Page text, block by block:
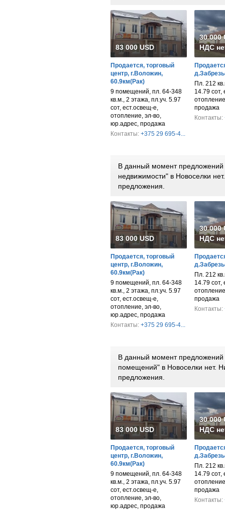
83 000 USD
Продается, торговый
центр, г.Воложин,
60.9км(Рак)
9 помещений, пл. 64-348
кв.м., 2 этажа, пл.уч. 5.97
сот, ест.освещ-е,
отопление, эл-во,
юр.адрес, продажа
Контакты: +375 29 695-4...
30 000
НДС
Пл. 212
14.79 сот,
продажа
Контакты:
В данный момент
недвижимости" в Новоселки
предложения.
83 000 USD
Продается, торговый
центр, г.Воложин,
60.9км(Рак)
9 помещений, пл. 64-348
кв.м., 2 этажа, пл.уч. 5.97
сот, ест.освещ-е,
отопление, эл-во,
юр.адрес, продажа
Контакты: +375 29 695-4...
30 000
НДС
Пл. 212
14.79 сот,
продажа
Контакты:
В данный момент предложений
помещений" в Новоселки нет.
предложения.
83 000 USD
Продается, торговый
центр, г.Воложин,
60.9км(Рак)
9 помещений, пл. 64-348
кв.м., 2 этажа, пл.уч. 5.97
сот, ест.освещ-е,
отопление, эл-во,
юр.адрес, продажа
30 000
НДС
Пл. 212
14.79 сот,
продажа
Контакты: